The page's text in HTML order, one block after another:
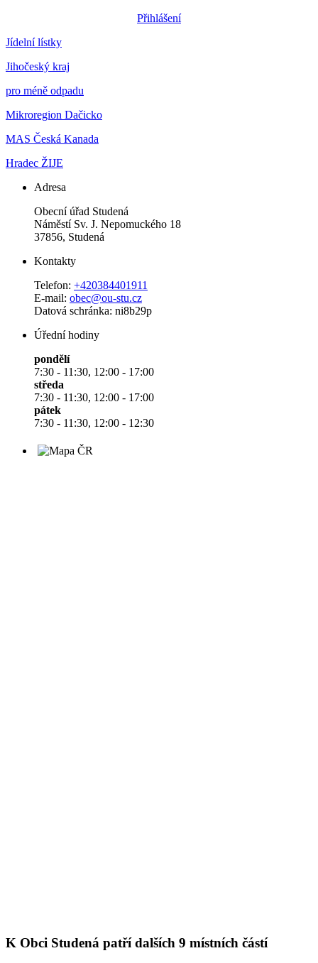
Přihlášení
Jídelní lístky
Jihočeský kraj
pro méně odpadu
Mikroregion Dačicko
MAS Česká Kanada
Hradec ŽIJE
Adresa
Obecní úřad Studená
Náměstí Sv. J. Nepomuckého 18
37856, Studená
Kontakty
Telefon: +420384401911
E-mail: obec@ou-stu.cz
Datová schránka: ni8b29p
Úřední hodiny
pondělí
7:30 - 11:30, 12:00 - 17:00
středa
7:30 - 11:30, 12:00 - 17:00
pátek
7:30 - 11:30, 12:00 - 12:30
K Obci Studená patří dalších 9 místních částí